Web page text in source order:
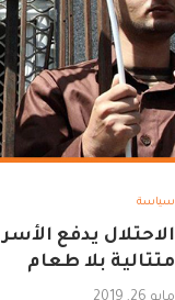
سياسة
الاحتلال يدفع
متتالية بلا طعام